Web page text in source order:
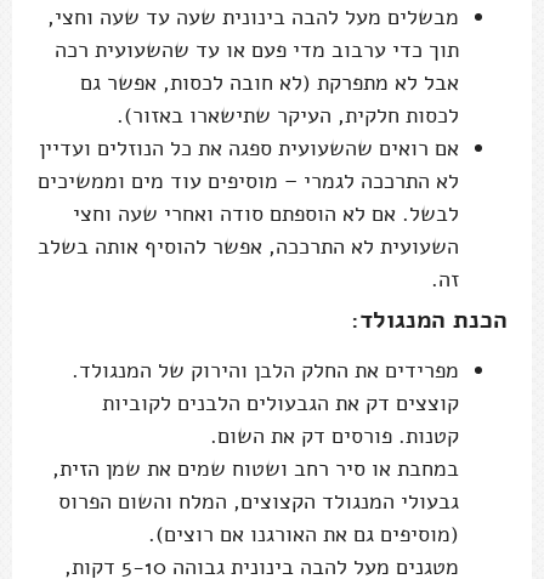
מבשלים מעל להבה בינונית שעה עד שעה וחצי,
תוך כדי ערבוב מדי פעם או עד שהשעועית רכה
אבל לא מתפרקת (לא חובה לכסות, אפשר גם
לכסות חלקית, העיקר שתישארו באזור).
אם רואים שהשעועית ספגה את כל הנוזלים ועדיין
לא התרככה לגמרי – מוסיפים עוד מים וממשיכים
לבשל. אם לא הוספתם סודה ואחרי שעה וחצי
השעועית לא התרככה, אפשר להוסיף אותה בשלב
זה.
הכנת המנגולד:
מפרידים את החלק הלבן והירוק של המנגולד.
קוצצים דק את הגבעולים הלבנים לקוביות
קטנות. פורסים דק את השום.
במחבת או סיר רחב ושטוח שמים את שמן הזית,
גבעולי המנגולד הקצוצים, המלח והשום הפרוס
(מוסיפים גם את האורגנו אם רוצים).
מטגנים מעל להבה בינונית גבוהה 5-10 דקות,